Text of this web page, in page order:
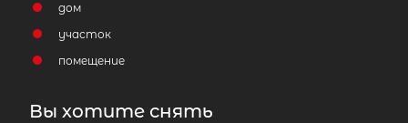
дом
участок
помещение
Вы хотите снять